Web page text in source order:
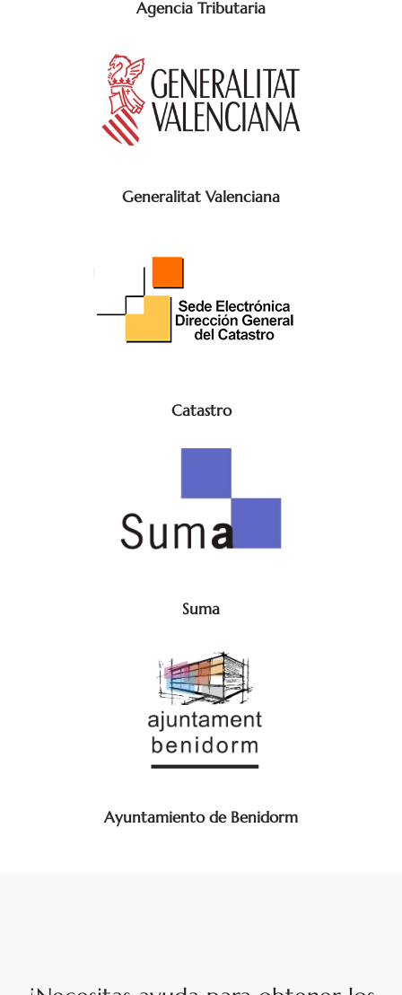
Agencia Tributaria
Generalitat Valenciana
Catastro
Suma
Ayuntamiento de Benidorm